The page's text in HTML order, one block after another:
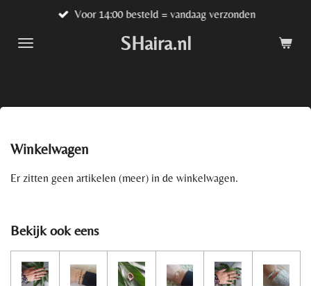
naar
SHaira.nl
Voor 14:00 besteld = vandaag verzonden
Winkelwagen
Er zitten geen artikelen (meer) in de winkelwagen.
Bekijk ook eens